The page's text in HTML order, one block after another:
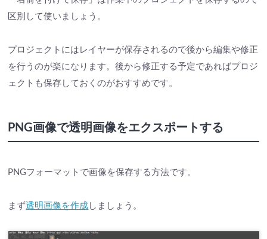
区別して使いましょう。
プロジェクトにはレイヤーが保存されるので後から編集や修正
を行うのが楽になります。後から修正する予定であればプロジ
ェクトも保存しておくのがおすすめです。
PNG画像で透明画像をエクスポートする
PNGフォーマットで画像を保存する方法です。
まず透明画像を作成 しましょう。